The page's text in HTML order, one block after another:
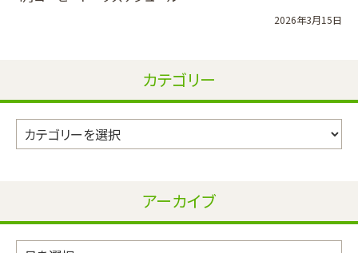
2026年3月15日
カテゴリー
カ
テ
アーカイブ